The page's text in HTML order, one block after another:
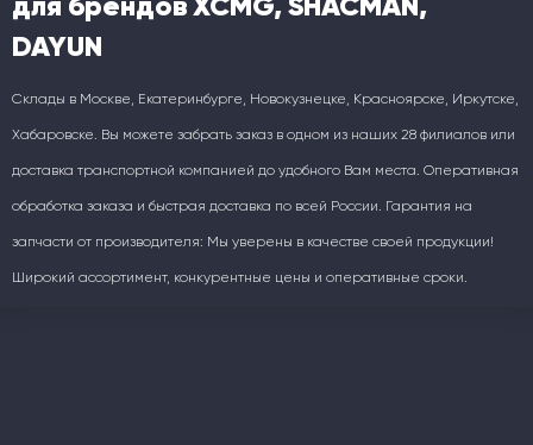
DAYUN
Склады в Москве, Екатеринбурге, Новокузнецке, Красноярске, Иркутске,
Хабаровске. Вы можете забрать заказ в одном из наших 28 филиалов или
доставка транспортной компанией до удобного Вам места. Оперативная
обработка заказа и быстрая доставка по всей России. Гарантия на
запчасти от производителя: Мы уверены в качестве своей продукции!
Широкий ассортимент, конкурентные цены и оперативные сроки.